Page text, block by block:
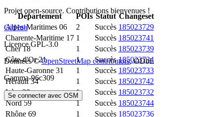
Projet open-source. Contributions bienvenues !
GitHub
Licence GPL-3.0
Données ©OpenStreetMap contributors, ODbL
Gamma-96c309
Se connecter avec OSM
Département POIs Statut Changeset
Alpes-Maritimes 06 2 Succès 185023729
Charente-Maritime 17 1 Succès 185023741
Cher18 1 Succès 185023739
Côte-d'Or21 1 Succès 185023734
Haute-Garonne 31 1 Succès 185023733
Hérault34 1 Succès 185023742
Isère38 1 Succès 185023732
Nord59 1 Succès 185023744
Rhône 69 1 Succès 185023736